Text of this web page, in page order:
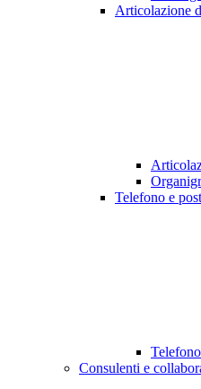
Articolazione
Telefono e
Consulenti e